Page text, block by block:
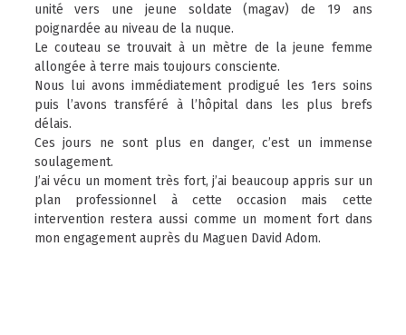
unité vers une jeune soldate (magav) de 19 ans
poignardée au niveau de la nuque.
Le couteau se trouvait à un mètre de la jeune femme
allongée à terre mais toujours consciente.
Nous lui avons immédiatement prodigué les 1ers soins
puis l’avons transféré à l’hôpital dans les plus brefs
délais.
Ces jours ne sont plus en danger, c’est un immense
soulagement.
J’ai vécu un moment très fort, j’ai beaucoup appris sur un
plan professionnel à cette occasion mais cette
intervention restera aussi comme un moment fort dans
mon engagement auprès du Maguen David Adom.